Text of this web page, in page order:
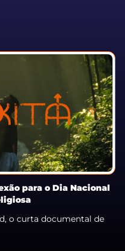
para o Dia Nacional
o curta documental de